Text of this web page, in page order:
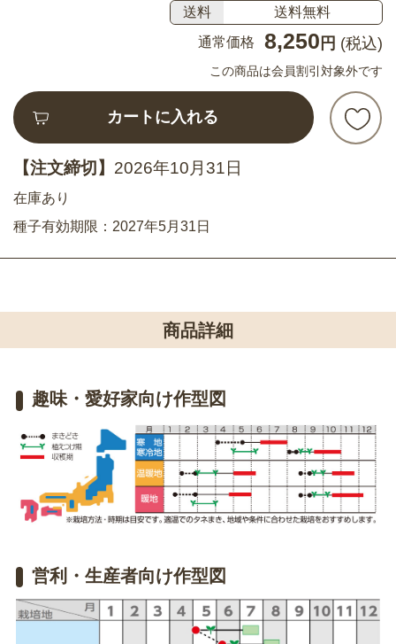
送料
送料無料
通常価格
8,250 円 (税込)
この商品は会員割引対象外です
カートに入れる
【注文締切】 2026年10月31日
在庫あり
種子有効期限：2027年5月31日
商品詳細
趣味・愛好家向け作型図
営利・生産者向け作型図